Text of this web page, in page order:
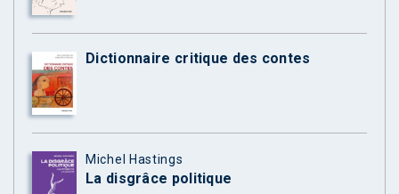
Dictionnaire critique des contes
Michel Hastings
La disgrâce politique